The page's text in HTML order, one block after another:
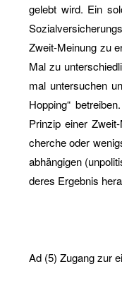
ge­lebt wird. Ein
Zweit-Mei­nung zu
Mal zu
mal un­ter­su­chen
Hop­ping“
Prin­zip einer
cher­che oder
ab­hän­gi­gen
de­res Er­geb­nis
Ad (5) Zu­gang zur